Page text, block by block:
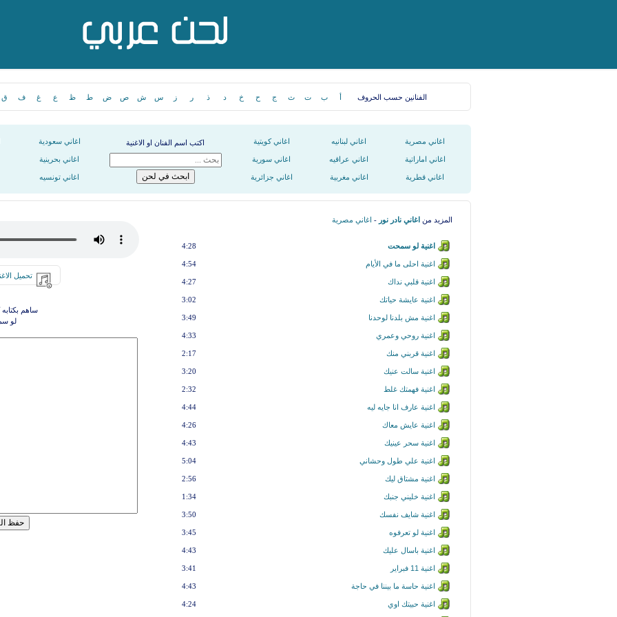
الفنانين حسب الحروف أ ب ت ث ج ح خ د ذ ر ز س ش ص ض ط ظ ع غ ف ق
اغاني مصرية اغاني لبنانيه اغاني كويتية اكتب اسم الفنان او الاغنية اغاني سعودية
اغاني اماراتية اغاني عراقيه اغاني سورية اغاني بحرينية
اغاني قطرية اغاني مغربية اغاني جزائرية اغاني تونسيه
المزيد من اغاني نادر نور - اغاني مصرية
اغنية لو سمحت 4:28
اغنية احلى ما في الأيام 4:54
اغنية قلبي نداك 4:27
اغنية عايشة حياتك 3:02
اغنية مش بلدنا لوحدنا 3:49
اغنية روحي وعمري 4:33
اغنية قربني منك 2:17
اغنية سالت عنيك 3:20
اغنية فهمتك غلط 2:32
اغنية عارف انا جايه ليه 4:44
اغنية عايش معاك 4:26
اغنية سحر عينيك 4:43
اغنية علي طول وحشاني 5:04
اغنية مشتاق ليك 2:56
اغنية خليني جنبك 1:34
اغنية شايف نفسك 3:50
اغنية لو تعرفوه 3:45
اغنية باسال عليك 4:43
اغنية 11 فبراير 3:41
اغنية حاسة ما بيننا في حاجة 4:43
اغنية حبيتك اوي 4:24
تحميل
ساهم بكتابه
لو